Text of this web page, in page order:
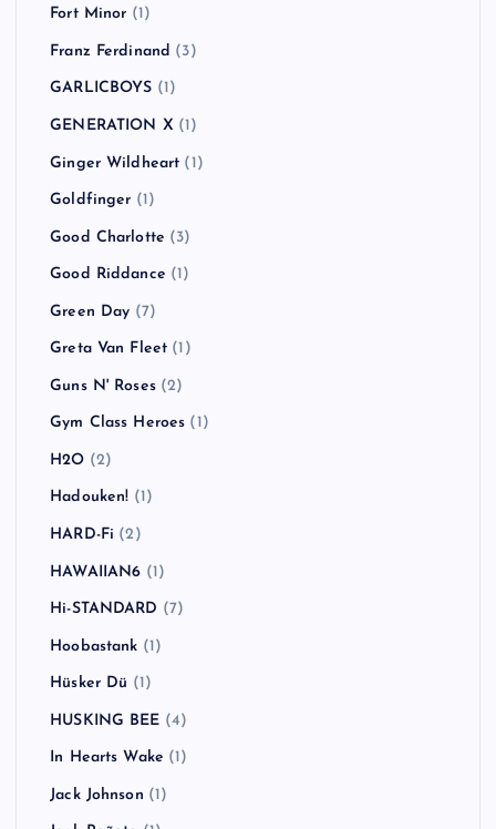
Fort Minor (1)
Franz Ferdinand (3)
GARLICBOYS (1)
GENERATION X (1)
Ginger Wildheart (1)
Goldfinger (1)
Good Charlotte (3)
Good Riddance (1)
Green Day (7)
Greta Van Fleet (1)
Guns N' Roses(2)
Gym Class Heroes (1)
H2O (2)
Hadouken! (1)
HARD-Fi (2)
HAWAIIAN6 (1)
Hi-STANDARD (7)
Hoobastank (1)
Hüsker Dü (1)
HUSKING BEE (4)
In Hearts Wake (1)
Jack Johnson (1)